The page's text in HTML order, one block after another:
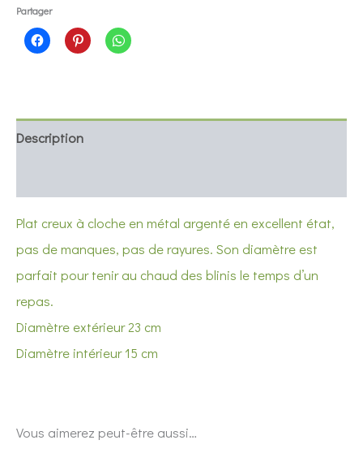
à
cloche
métal
Partager
Description
Plat creux à cloche en métal argenté en excellent état,
pas de manques, pas de rayures. Son diamètre est
parfait pour tenir au chaud des blinis le temps d’un
repas.
Diamètre extérieur 23 cm
Diamètre intérieur 15 cm
Vous aimerez peut-être aussi…